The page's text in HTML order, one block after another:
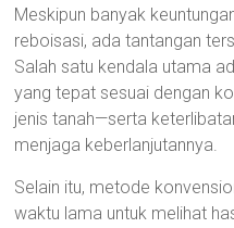
Meskipun banyak
reboisasi, ada tantangan
Salah satu kendala utama
yang tepat sesuai dengan
jenis tanah—serta
menjaga keberlanjutannya.
Selain itu, metode
waktu lama untuk melihat